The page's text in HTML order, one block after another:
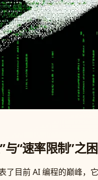
“速率限制”之困
目前 AI 编程的巅峰，